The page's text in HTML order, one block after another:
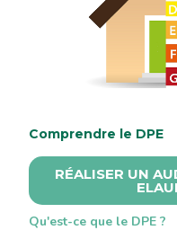
Comprendre le DPE
RÉALISER UN
Qu'est-ce que le DPE ?